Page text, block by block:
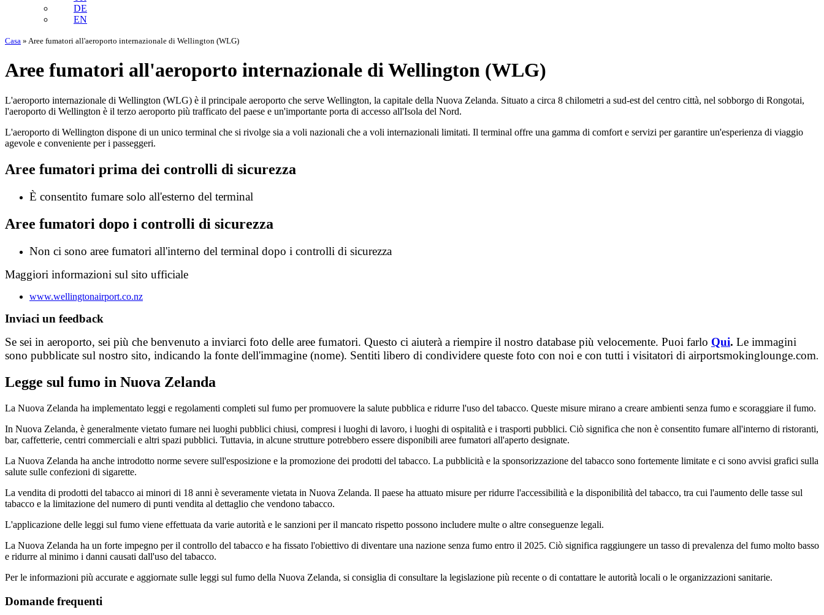
DE
EN
Casa » Aree fumatori all'aeroporto internazionale di Wellington (WLG)
Aree fumatori all'aeroporto internazionale di Wellington (WLG)
L'aeroporto internazionale di Wellington (WLG) è il principale aeroporto che serve Wellington, la capitale della Nuova Zelanda. Situato a circa 8 chilometri a sud-est del centro città, nel sobborgo di Rongotai,
l'aeroporto di Wellington è il terzo aeroporto più trafficato del paese e un'importante porta di accesso all'Isola del Nord.
L'aeroporto di Wellington dispone di un unico terminal che si rivolge sia a voli nazionali che a voli internazionali limitati. Il terminal offre una gamma di comfort e servizi per garantire un'esperienza di viaggio
agevole e conveniente per i passeggeri.
Aree fumatori prima dei controlli di sicurezza
È consentito fumare solo all'esterno del terminal
Aree fumatori dopo i controlli di sicurezza
Non ci sono aree fumatori all'interno del terminal dopo i controlli di sicurezza
Maggiori informazioni sul sito ufficiale
www.wellingtonairport.co.nz
Inviaci un feedback
Se sei in aeroporto, sei più che benvenuto a inviarci foto delle aree fumatori. Questo ci aiuterà a riempire il nostro database più velocemente. Puoi farlo Qui. Le immagini
sono pubblicate sul nostro sito, indicando la fonte dell'immagine (nome). Sentiti libero di condividere queste foto con noi e con tutti i visitatori di airportsmokinglounge.com.
Legge sul fumo in Nuova Zelanda
La Nuova Zelanda ha implementato leggi e regolamenti completi sul fumo per promuovere la salute pubblica e ridurre l'uso del tabacco. Queste misure mirano a creare ambienti senza fumo e scoraggiare il fumo.
In Nuova Zelanda, è generalmente vietato fumare nei luoghi pubblici chiusi, compresi i luoghi di lavoro, i luoghi di ospitalità e i trasporti pubblici. Ciò significa che non è consentito fumare all'interno di ristoranti,
bar, caffetterie, centri commerciali e altri spazi pubblici. Tuttavia, in alcune strutture potrebbero essere disponibili aree fumatori all'aperto designate.
La Nuova Zelanda ha anche introdotto norme severe sull'esposizione e la promozione dei prodotti del tabacco. La pubblicità e la sponsorizzazione del tabacco sono fortemente limitate e ci sono avvisi grafici sulla
salute sulle confezioni di sigarette.
La vendita di prodotti del tabacco ai minori di 18 anni è severamente vietata in Nuova Zelanda. Il paese ha attuato misure per ridurre l'accessibilità e la disponibilità del tabacco, tra cui l'aumento delle tasse sul
tabacco e la limitazione del numero di punti vendita al dettaglio che vendono tabacco.
L'applicazione delle leggi sul fumo viene effettuata da varie autorità e le sanzioni per il mancato rispetto possono includere multe o altre conseguenze legali.
La Nuova Zelanda ha un forte impegno per il controllo del tabacco e ha fissato l'obiettivo di diventare una nazione senza fumo entro il 2025. Ciò significa raggiungere un tasso di prevalenza del fumo molto basso
e ridurre al minimo i danni causati dall'uso del tabacco.
Per le informazioni più accurate e aggiornate sulle leggi sul fumo della Nuova Zelanda, si consiglia di consultare la legislazione più recente o di contattare le autorità locali o le organizzazioni sanitarie.
Domande frequenti